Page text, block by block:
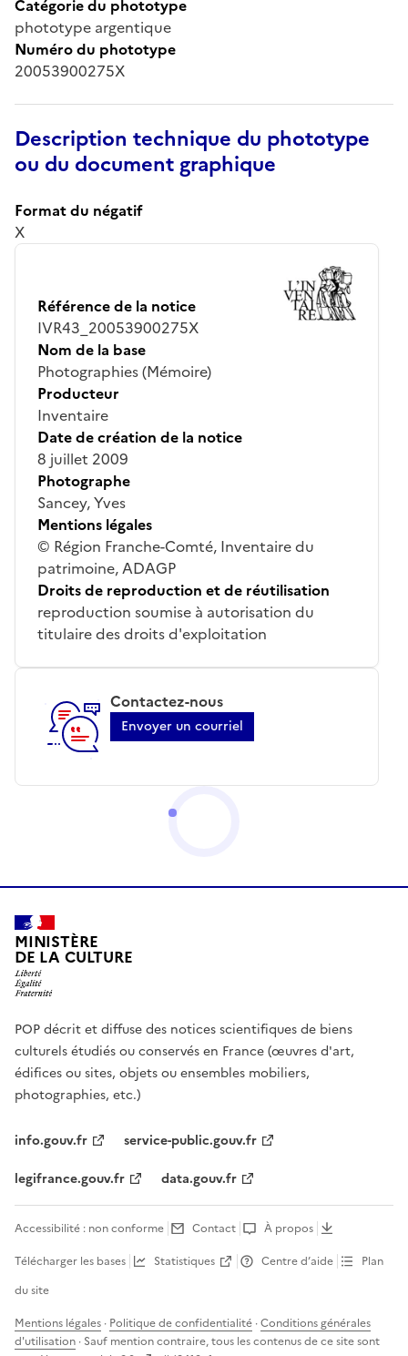
Catégorie du phototype
phototype argentique
Numéro du phototype
20053900275X
Description technique du phototype
ou du document graphique
Format du négatif
X
Référence de la notice
IVR43_20053900275X
Nom de la base
Photographies (Mémoire)
Producteur
Inventaire
Date de création de la notice
8 juillet 2009
Photographe
Sancey, Yves
Mentions légales
© Région Franche-Comté, Inventaire du
patrimoine, ADAGP
Droits de reproduction et de réutilisation
reproduction soumise à autorisation du
titulaire des droits d'exploitation
Contactez-nous
Envoyer un courriel
MINISTÈRE
DE LA CULTURE
POP décrit et diffuse des notices scientifiques de biens
culturels étudiés ou conservés en France (œuvres d'art,
édifices ou sites, objets ou ensembles mobiliers,
photographies, etc.)
info.gouv.fr
service-public.gouv.fr
legifrance.gouv.fr
data.gouv.fr
Accessibilité : non conforme Contact
À propos
Télécharger les bases
Statistiques Centre d’aide
Plan
du site
Mentions légales · Politique de confidentialité ·Conditions générales
d'utilisation · Sauf mention contraire, tous les contenus de ce site sont